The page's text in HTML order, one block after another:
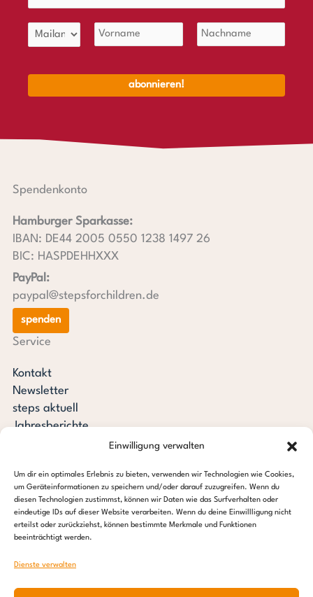
Einwilligung verwalten
Um dir ein optimales Erlebnis zu bieten, verwenden wir Technologien wie Cookies,
um Geräteinformationen zu speichern und/oder darauf zuzugreifen. Wenn du
diesen Technologien zustimmst, können wir Daten wie das Surfverhalten oder
eindeutige IDs auf dieser Website verarbeiten. Wenn du deine Einwillligung nicht
erteilst oder zurückziehst, können bestimmte Merkmale und Funktionen
beeinträchtigt werden.
Dienste verwalten
Spendenkonto
Hamburger Sparkasse:
IBAN: DE44 2005 0550 1238 1497 26
BIC: HASPDEHHXXX
PayPal:
paypal@stepsforchildren.de
spenden
Service
Kontakt
Newsletter
steps aktuell
Jahresberichte
Pressespiegel
Stiftung steps for children
c/o Regus Altona
22765 Hamburg
Tel: +49 (0) 40 389 027 – 88